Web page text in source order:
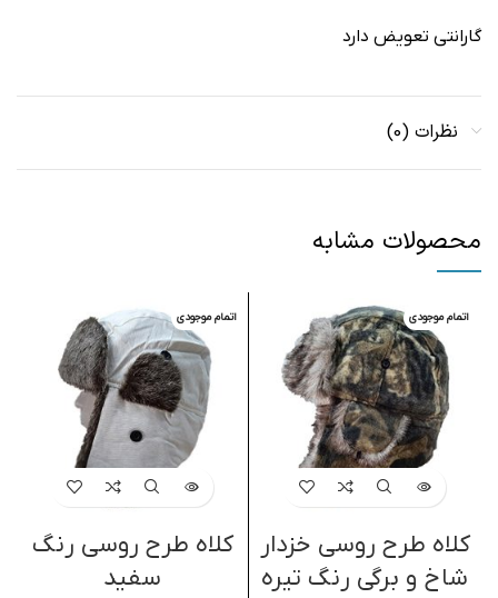
گارانتي تعویض دارد
نظرات (0)
محصولات مشابه
اتمام موجودی
کلاه طرح روسی خزدار
شاخ و برگی رنگ تیره
اتمام موجودی
کلاه طرح روسی رنگ
سفید